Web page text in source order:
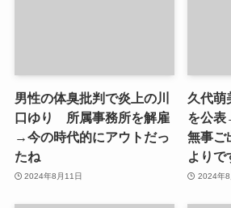
男性の体臭批判で炎上の川
口ゆり 所属事務所を解雇
→今の時代的にアウトだっ
たね
2024年8月11日
久代萌
を公
無事ご
よりで
2024年8